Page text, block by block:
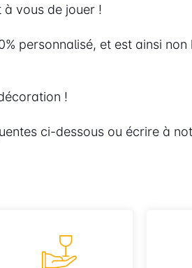
à vous de jouer !
personnalisé, et est ainsi
!
ci-dessous ou écrire à